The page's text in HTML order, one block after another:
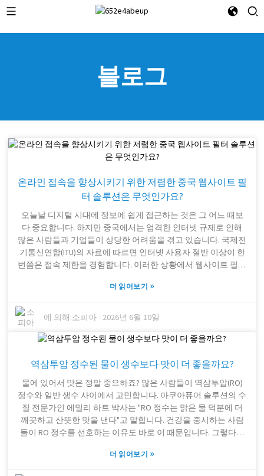
블로그
온라인 접속을 향상시키기 위한 저렴한 중국 웹사이트 필
터 솔루션은 무엇인가요?
오늘날 디지털 시대에 정보에 쉽게 접근하는 것은 그 어느 때보
다 중요합니다. 하지만 중국에서는 엄격한 인터넷 규제로 인해
많은 사람들과 기업들이 상당한 어려움을 겪고 있습니다. 국제전
기통신연합(ITU)의 자료에 따르면 인터넷 사용자 절반 이상이 한
번쯤은 접속 제한을 경험합니다. 이러한 상황에서 웹사이트 필터
의성을 높이는 데 큰 도움이 되기 때문입니다. 이러한 제약을 우
들이 VPN이나 ​​프록시 서버를 이용하여 자유롭게 인터넷을 이용
합니다. 또한, 비용 부담 없이 효과적인 웹사이트 필터도 있습니
다. 글로벌 마켓 인사이트(Global Market Insights)의 연구에 따르
르게 증가하고 있으며, 향후 5년간 약 10%의 성장이 예상됩니다.
인에서 볼 수 있는 콘텐츠를 더 효과적으로 제어할 수 있도록 해
줍니다. 하지만 모든 필터가 완벽한 것은 아니라는 점에 유의해
야 합니다. 일부 사용자는 필터 효과가 일정하지 않아 불편함을
느낀다고 보고했습니다. 이 때문에 과정에서 많은 수정과 조정이
필요할 수 있습니다. 비용과 신뢰성 사이의 최적점을 찾는 것은
많은 조직에게 까다로운 과제입니다. 따라서 필요한 것이 무엇인
더 읽어보기 »
에 의해:소피아- 2026년 6월 10일
역삼투압 정수된 물이 생수보다 맛이 더 좋을까요?
물에 있어서 맛은 정말 중요하죠? 많은 사람들이 역삼투압(RO)
정수와 일반 생수 사이에서 고민합니다. 아쿠아퓨어 솔루션의 수
질 전문가인 에밀리 하트 박사는 "RO 정수는 맑은 물 덕분에 더
깨끗하고 산뜻한 맛을 낸다"고 말합니다. 건강을 중시하는 사람
들이 RO 정수를 선호하는 이유도 바로 이 때문입니다. 그렇다면
여과됩니다. 이 과정은 불순물을 제거할 뿐만 아니라 물맛도 개
더 읽어보기 »